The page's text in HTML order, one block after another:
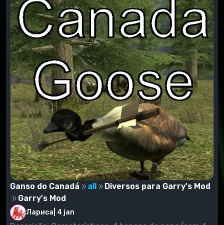
Ganso do Canadá all
Diversos para Garry's Mod
Garry's Mod
Лариса 4 jan